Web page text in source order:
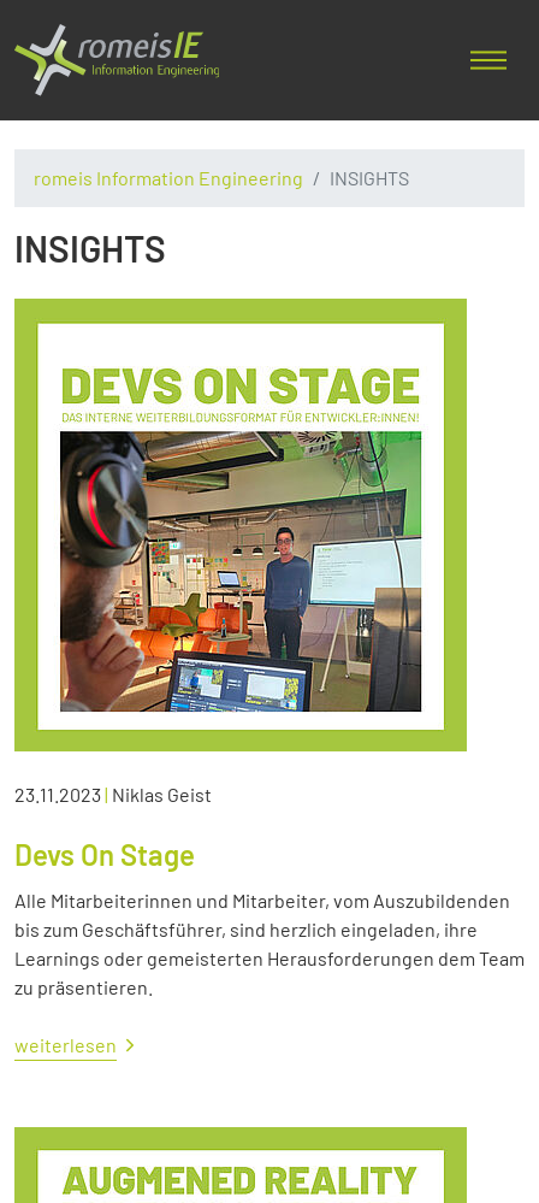
romeis Information Engineering INSIGHTS
INSIGHTS
23.11.2023| Niklas Geist
Devs On Stage
Alle Mitarbeiterinnen und Mitarbeiter, vom Auszubildenden
bis zum Geschäftsführer, sind herzlich eingeladen, ihre
Learnings oder gemeisterten Herausforderungen dem Team
zu präsentieren.
weiterlesen